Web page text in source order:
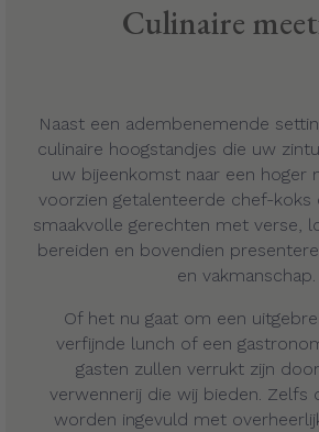
Culinaire
Naast een adembenemende
culinaire hoogstandjes die uw
uw bijeenkomst naar een hoger
voorzien getalenteerde chef-koks
smaakvolle gerechten met verse,
bereiden en bovendien
en vakmanschap.
Of het nu gaat om een
verfijnde lunch of een
gasten zullen verrukt zijn
verwennerij die wij bieden. Zelfs
worden ingevuld met